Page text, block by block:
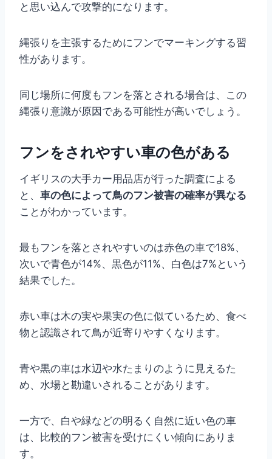
と思い込んで攻撃的になります。
縄張りを主張するためにフンでマーキングする習
性があります。
同じ場所に何度もフンを落とされる場合は、この
縄張り意識が原因である可能性が高いでしょう。
フンをされやすい車の色がある
イギリスの大手カー用品店が行った調査による
と、 車の色によって鳥のフン被害の確率が異なる
ことがわかっています。
最もフンを落とされやすいのは赤色の車で18%、
次いで青色が14%、黒色が11%、白色は7%という
結果でした。
赤い車は木の実や果実の色に似ているため、食べ
物と認識されて鳥が近寄りやすくなります。
青や黒の車は水辺や水たまりのように見えるた
め、水場と勘違いされることがあります。
一方で、白や緑などの明るく自然に近い色の車
は、比較的フン被害を受けにくい傾向にありま
す。